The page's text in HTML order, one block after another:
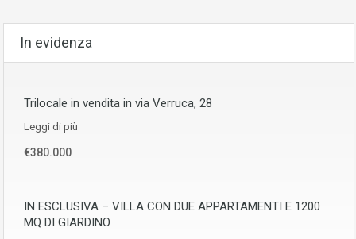
In evidenza
Trilocale in vendita in via Verruca, 28
Leggi di più
€380.000
IN ESCLUSIVA – VILLA CON DUE APPARTAMENTI E 1200
MQ DI GIARDINO